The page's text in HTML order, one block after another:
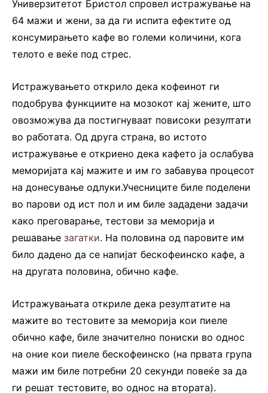
Универзитетот Бристол спровел истражување на
64 мажи и жени, за да ги испита ефектите од
консумирањето кафе во големи количини, кога
телото е веќе под стрес.
Истражувањето открило дека кофеинот ги
подобрува функциите на мозокот кај жените, што
овозможува да постигнуваат повисоки резултати
во работата. Од друга страна, во истото
истражување е откриено дека кафето ја ослабува
меморијата кај мажите и им го забавува процесот
на донесување одлуки.Учесниците биле поделени
во парови од ист пол и им биле зададени задачи
како преговарање, тестови за меморија и
решавање загатки. На половина од паровите им
било дадено да се напијат бескофеинско кафе, а
на другата половина, обично кафе.
Истражувањата откриле дека резултатите на
мажите во тестовите за меморија кои пиеле
обично кафе, биле значително пониски во однос
на оние кои пиеле бескофеинско (на првата група
мажи им биле потребни 20 секунди повеќе за да
ги решат тестовите, во однос на втората).